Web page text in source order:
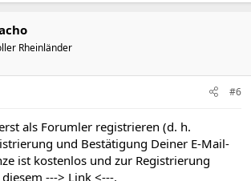
Rheinländer
#6
als Forumler registrieren (d. h.
und Bestätigung Deiner E-Mail-
ist kostenlos und zur Registrierung
---> Link <---.